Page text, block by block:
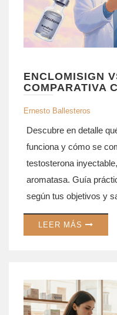
ENCLOMISIGN
COMPARATIVA
Ernesto Ballesteros
Descubre en detalle
funciona y cómo se
testosterona
aromatasa. Guía
según tus objetivos y
LEER MÁS